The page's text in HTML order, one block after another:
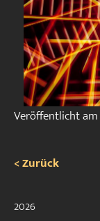
Veröffentlicht am
< Zurück
2026